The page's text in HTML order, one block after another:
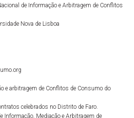
de Informação e Arbitragem de Conflitos
Nova de Lisboa
e arbitragem de Conflitos de Consumo do
celebrados no Distrito de Faro.
Informação, Mediação e Arbitragem de